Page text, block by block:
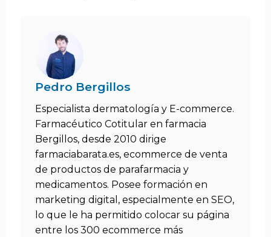
Pedro Bergillos
Especialista dermatología y E-commerce.
Farmacéutico Cotitular en farmacia
Bergillos, desde 2010 dirige
farmaciabarata.es, ecommerce de venta
de productos de parafarmacia y
medicamentos. Posee formación en
marketing digital, especialmente en SEO,
lo que le ha permitido colocar su página
entre los 300 ecommerce más